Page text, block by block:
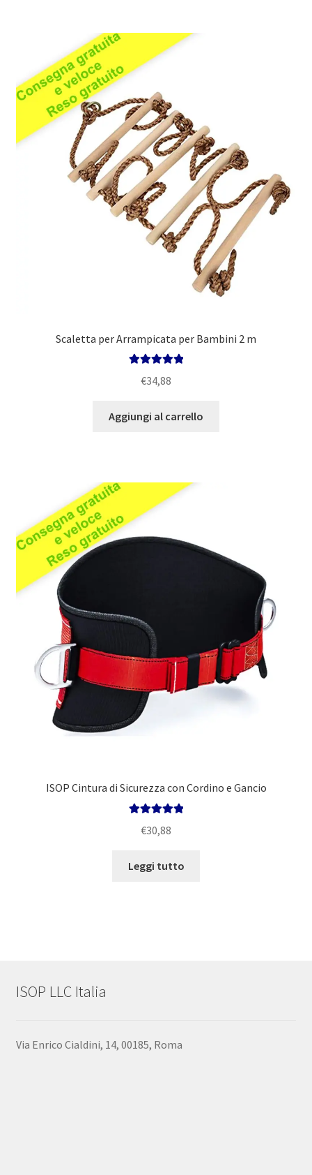
Scaletta per Arrampicata per Bambini 2 m
su 5
€34,88
Aggiungi al carrello
ISOP Cintura di Sicurezza con Cordino e Gancio
su 5
€30,88
Leggi tutto
ISOP LLC Italia
Via Enrico Cialdini, 14, 00185, Roma